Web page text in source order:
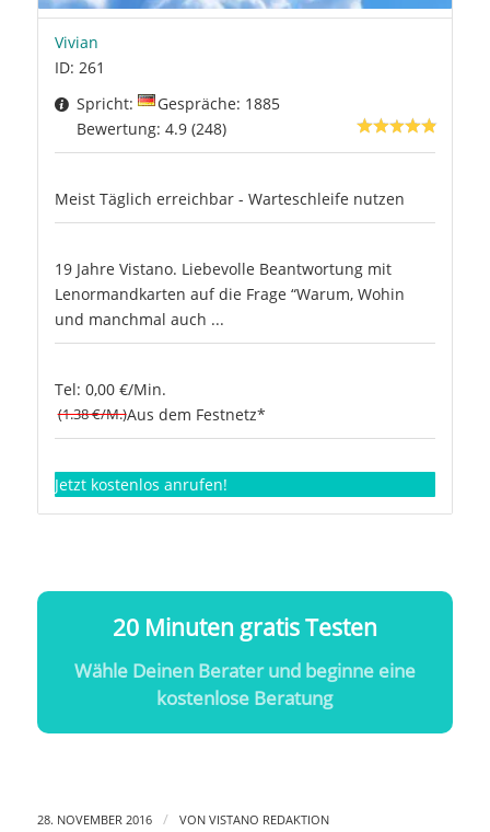
Vivian
ID: 261
Spricht:
Gespräche: 1885
Bewertung: 4.9 (248)
Meist Täglich erreichbar - Warteschleife nutzen
19 Jahre Vistano. Liebevolle Beantwortung mit
Lenormandkarten auf die Frage “Warum, Wohin
und manchmal auch ...
Tel: 0,00 €/Min.
(1.38 €/M.)Aus dem Festnetz*
Jetzt kostenlos anrufen!
20 Minuten gratis Testen
Wähle Deinen Berater und beginne eine
kostenlose Beratung
28. NOVEMBER 2016 / VON VISTANO REDAKTION